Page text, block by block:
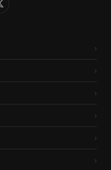
›
›
›
›
›
›